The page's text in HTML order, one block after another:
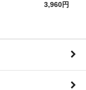
3,960円